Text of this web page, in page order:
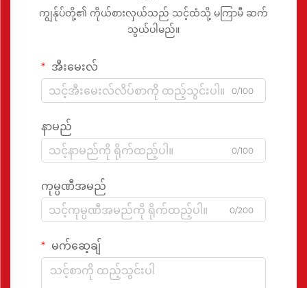
ကျွန်ုပ်တို့၏ ကိုယ်စားလှယ်သည် သင့်ထံသို့ မကြာမီ ဆက်
သွယ်ပါမည်။
အီးမေးလ်
0/100
နာမည်
0/100
ကုမ္ပဏီအမည်
0/200
မက်ဆေ့ချ်